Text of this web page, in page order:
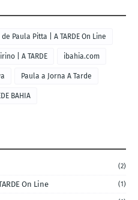
Paula Pitta | A TARDE On Line
| A TARDE ibahia.com
Paula a Jorna A Tarde
BAHIA
(2)
On Line (1)